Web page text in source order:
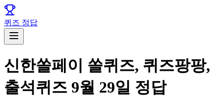
퀴즈 정답
신한쏠페이 쏠퀴즈, 퀴즈팡팡,
출석퀴즈 9월 29일 정답